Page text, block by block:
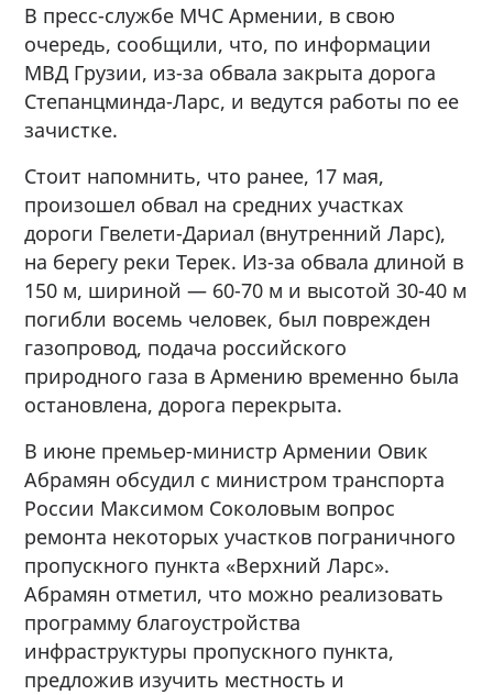
В пресс-службе МЧС Армении, в свою
очередь, сообщили, что, по информации
МВД Грузии, из-за обвала закрыта дорога
Степанцминда-Ларс, и ведутся работы по ее
зачистке.
Стоит напомнить, что ранее, 17 мая,
произошел обвал на средних участках
дороги Гвелети-Дариал (внутренний Ларс),
на берегу реки Терек. Из-за обвала длиной в
150 м, шириной — 60-70 м и высотой 30-40 м
погибли восемь человек, был поврежден
газопровод, подача российского
природного газа в Армению временно была
остановлена, дорога перекрыта.
В июне премьер-министр Армении Овик
Абрамян обсудил с министром транспорта
России Максимом Соколовым вопрос
ремонта некоторых участков пограничного
пропускного пункта «Верхний Ларс».
Абрамян отметил, что можно реализовать
программу благоустройства
инфраструктуры пропускного пункта,
предложив изучить местность и